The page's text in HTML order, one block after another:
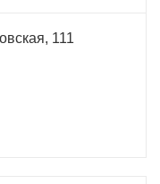
111